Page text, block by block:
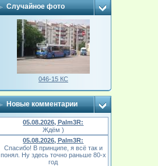
Случайное фото
046-15 КС
Новые комментарии
05.08.2026, Palm3R:
Ждём )
05.08.2026, Palm3R:
Спасибо! В принципе, я всё так и
понял. Ну здесь точно раньше 80-х
год